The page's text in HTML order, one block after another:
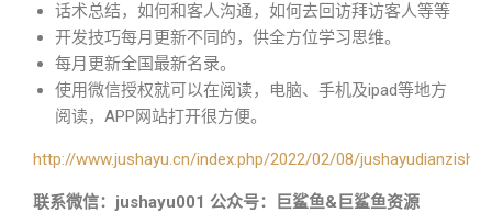
话术总结，如何和客人沟通，如何去回访拜访客人等等
开发技巧每月更新不同的，供全方位学习思维。
每月更新全国最新名录。
使用微信授权就可以在阅读，电脑、手机及ipad等地方
阅读，APP网站打开很方便。
http://www.jushayu.cn/index.php/2022/02/08/jushayudianzishu/
联系微信：jushayu001 公众号：巨鲨鱼&巨鲨鱼资源